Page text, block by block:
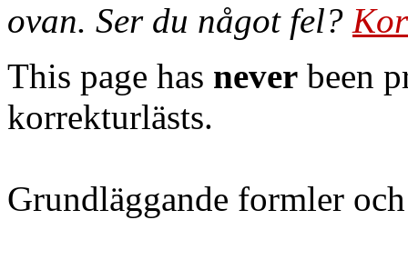
ovan. Ser du något fel?
This page has never been
korrekturlästs.
Grundläggande formler